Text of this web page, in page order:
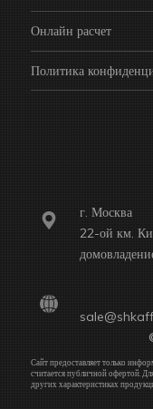
Онлайн расчет
Политика
г. Москва
22-ой км.
Сайт предоставляет только
считается публичной офертой.
других характеристиках